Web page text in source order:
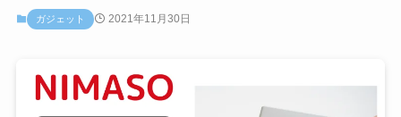
ガジェット 2021年11月30日